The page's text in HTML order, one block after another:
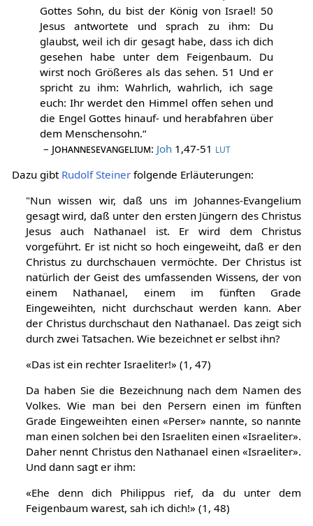
Gottes Sohn, du bist der König von Israel! 50
Jesus antwortete und sprach zu ihm: Du
glaubst, weil ich dir gesagt habe, dass ich dich
gesehen habe unter dem Feigenbaum. Du
wirst noch Größeres als das sehen. 51 Und er
spricht zu ihm: Wahrlich, wahrlich, ich sage
euch: Ihr werdet den Himmel offen sehen und
die Engel Gottes hinauf- und herabfahren über
dem Menschensohn.“
– Johannesevangelium: Joh 1,47-51 LUT
Dazu gibt Rudolf Steinerfolgende Erläuterungen:
"Nun wissen wir, daß uns im Johannes-Evangelium
gesagt wird, daß unter den ersten Jüngern des Christus
Jesus auch Nathanael ist. Er wird dem Christus
vorgeführt. Er ist nicht so hoch eingeweiht, daß er den
Christus zu durchschauen vermöchte. Der Christus ist
natürlich der Geist des umfassenden Wissens, der von
einem Nathanael, einem im fünften Grade
Eingeweihten, nicht durchschaut werden kann. Aber
der Christus durchschaut den Nathanael. Das zeigt sich
durch zwei Tatsachen. Wie bezeichnet er selbst ihn?
«Das ist ein rechter Israeliter!» (1, 47)
Da haben Sie die Bezeichnung nach dem Namen des
Volkes. Wie man bei den Persern einen im fünften
Grade Eingeweihten einen «Perser» nannte, so nannte
man einen solchen bei den Israeliten einen «Israeliter».
Daher nennt Christus den Nathanael einen «Israeliter».
Und dann sagt er ihm:
«Ehe denn dich Philippus rief, da du unter dem
Feigenbaum warest, sah ich dich!» (1, 48)